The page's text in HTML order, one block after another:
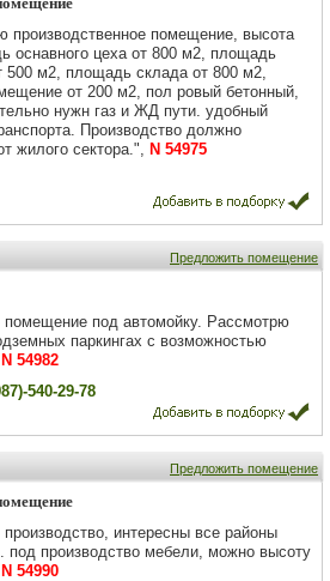
производственное помещение, высота
оснавного цеха от 800 м2, площадь
500 м2, площадь склада от 800 м2,
от 200 м2, пол ровый бетонный,
нужн газ и ЖД пути. удобный
Производство должно
жилого сектора.", N 54975
Предложить помещение
под автомойку. Рассмотрю
паркингах с возможностью
N 54982
540-29-78
Предложить помещение
интересны все районы
под производство мебели, можно высоту
N 54990